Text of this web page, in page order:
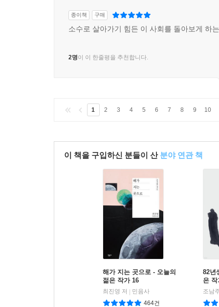
종이책 구매
소수로 살아가기 힘든 이 사회를 돌아보게 하
2명이 이 한줄평을 추천합니다.
1 2 3 4 5 6 7 8 9 10
이 책을 구입하신 분들이 산 분야 연관 책
해가 지는 곳으로 - 오늘의
젊은 작가 16
최진영 저 | 민음사
464건
82년
은
조남